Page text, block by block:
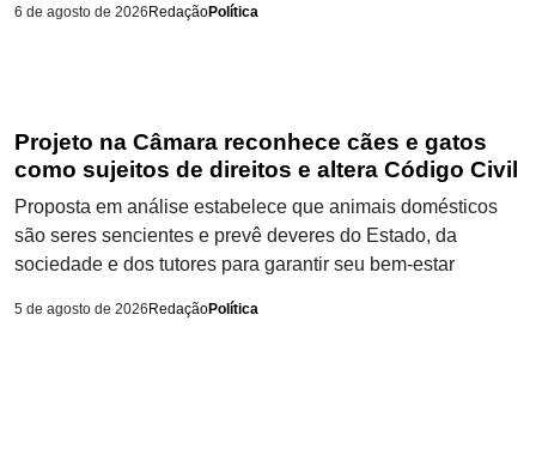
6 de agosto de 2026 RedaçãoPolítica
Projeto na Câmara reconhece cães e gatos
como sujeitos de direitos e altera Código Civil
Proposta em análise estabelece que animais domésticos
são seres sencientes e prevê deveres do Estado, da
sociedade e dos tutores para garantir seu bem-estar
5 de agosto de 2026 RedaçãoPolítica